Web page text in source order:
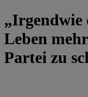
„Irgendwie
Leben
Partei zu